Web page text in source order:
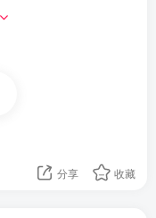
约 10 美元 / 月
niji 6 生成图像。
分享 收藏